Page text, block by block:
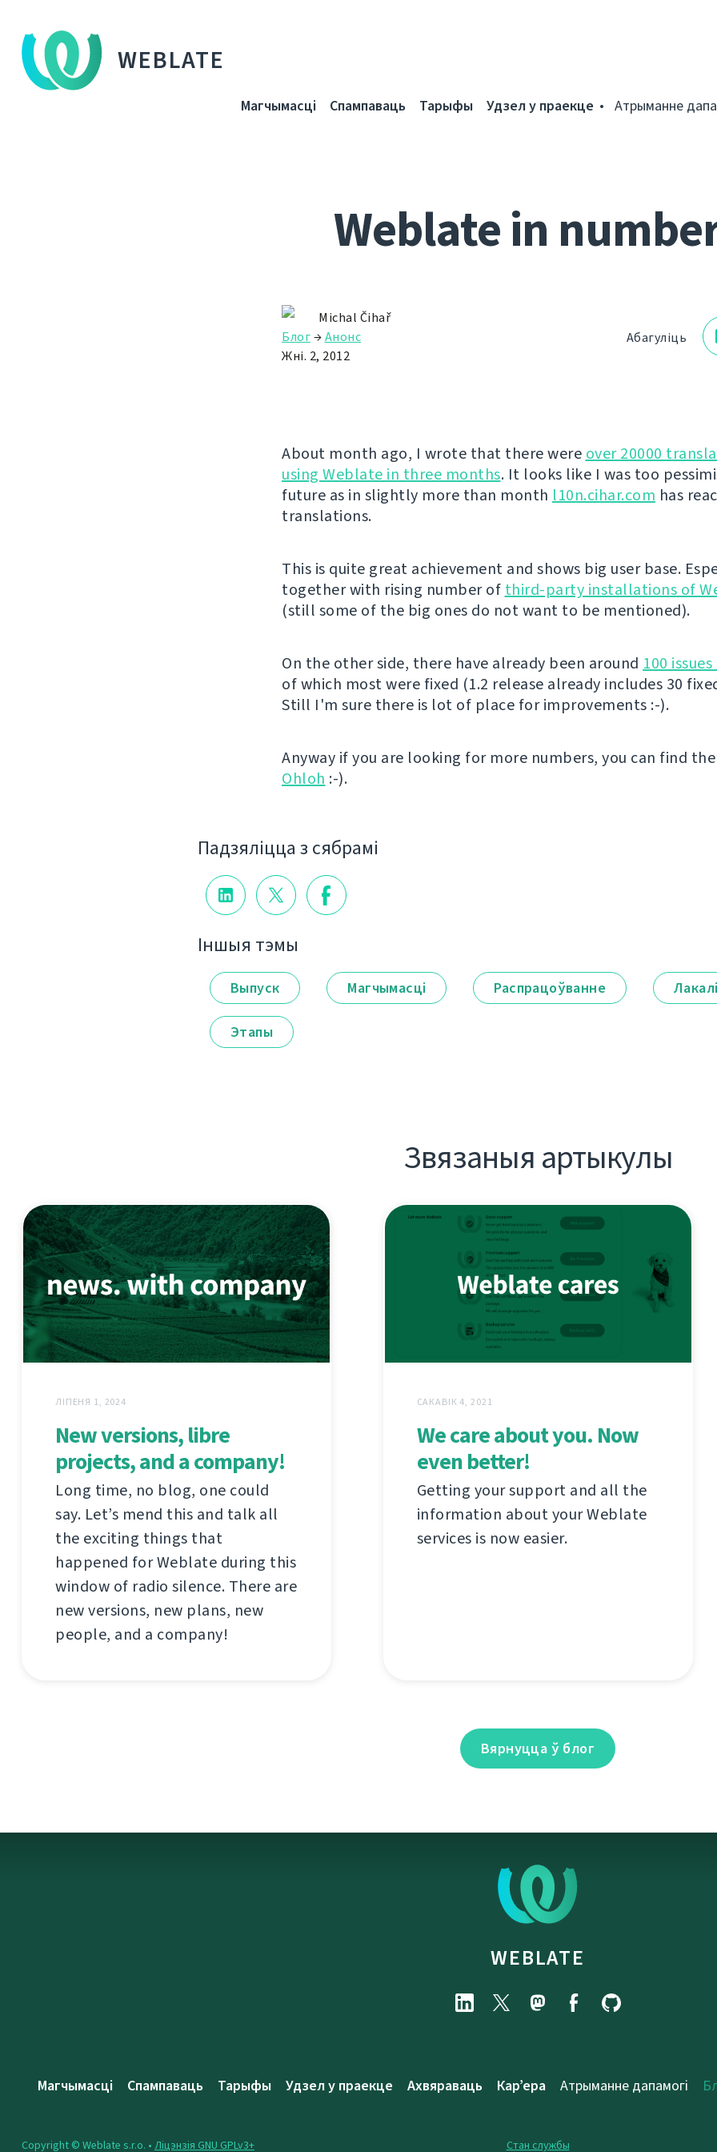
WEBLATE
Магчымасці Спампаваць Тарыфы Удзел у праекце Атрыманне
Weblate in
Абагуліць
Michal Čihař
Блог→Анонс
Жні. 2, 2012
About month ago, I wrote that there were over 20000
using Weblate in three months. It looks like I was too
future as in slightly more than month l10n.cihar.com has
translations.
This is quite great achievement and shows big user base.
together with rising number of third-party installations of
(still some of the big ones do not want to be mentioned).
On the other side, there have already been around 100
of which most were fixed (1.2 release already includes 30
Still I'm sure there is lot of place for improvements :-).
Anyway if you are looking for more numbers, you can find
Ohloh :-).
Падзяліцца з сябрамі
Іншыя тэмы
Выпуск Магчымасці Распрацоўванне
Этапы
Звязаныя артыкулы
ЛІПЕНЯ 1, 2024
New versions, libre
projects, and a company!
Long time, no blog, one could
say. Let’s mend this and talk all
the exciting things that
happened for Weblate during this
window of radio silence. There are
new versions, new plans, new
people, and a company!
САКАВІК 4, 2021
We care about you. Now
even better!
Getting your support and all the
information about your Weblate
services is now easier.
Вярнуцца ў блог
WEBLATE
Магчымасці Спампаваць Тарыфы Удзел у праекце Ахвяраваць Кар’ера Атрыманне дапамогі
Стан службы
Copyright © Weblate s.r.o. • Ліцэнзія GNU GPLv3+